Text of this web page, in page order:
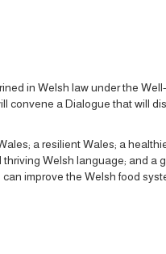
in Welsh law under the
convene a Dialogue that will
a resilient Wales; a
Welsh language; and
improve the Welsh food